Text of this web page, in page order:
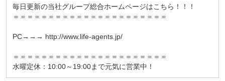
毎日更新の当社グループ総合ホームページはこちら！！！
＝＝＝＝＝＝＝＝＝＝＝＝＝＝＝＝＝＝＝＝＝＝
PC→→→ http://www.life-agents.jp/
＝＝＝＝＝＝＝＝＝＝＝＝＝＝＝＝＝＝＝＝＝＝
水曜定休：10:00～19:00まで元気に営業中！